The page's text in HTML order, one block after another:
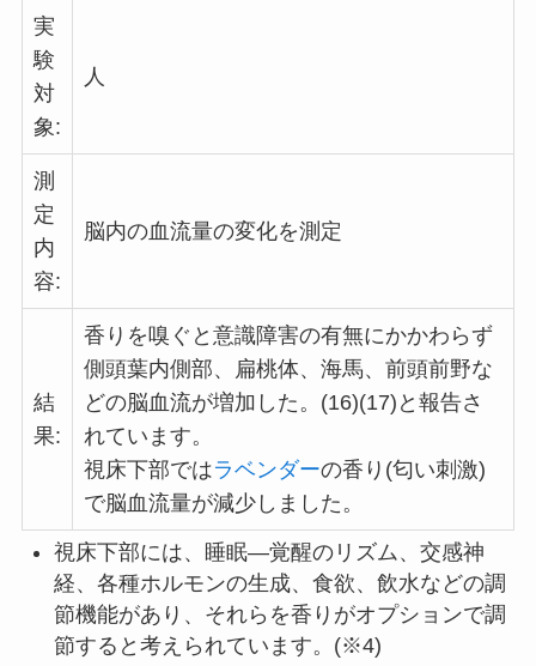
実
験
対
象:
人
測
定
内
容:
脳内の血流量の変化を測定
結
果:
香りを嗅ぐと意識障害の有無にかかわらず
側頭葉内側部、扁桃体、海馬、前頭前野な
どの脳血流が増加した。(16)(17)と報告さ
れています。
視床下部ではラベンダーの香り(匂い刺激)
で脳血流量が減少しました。
視床下部には、睡眠―覚醒のリズム、交感神
経、各種ホルモンの生成、食欲、飲水などの調
節機能があり、それらを香りがオプションで調
節すると考えられています。(※4)